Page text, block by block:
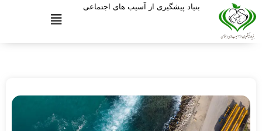
بنیاد پیشگیری از آسیب های اجتماعی